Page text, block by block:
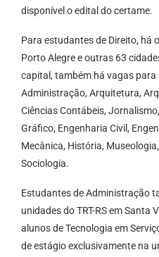
disponível o edital do certame.
Para estudantes de Direito, há
Porto Alegre e outras 63
capital, também há vagas
Administração, Arquitetura,
Ciências Contábeis,
Gráfico, Engenharia Civil,
Mecânica, História,
Sociologia.
Estudantes de Administração
unidades do TRT-RS em Santa
alunos de Tecnologia em
de estágio exclusivamente na